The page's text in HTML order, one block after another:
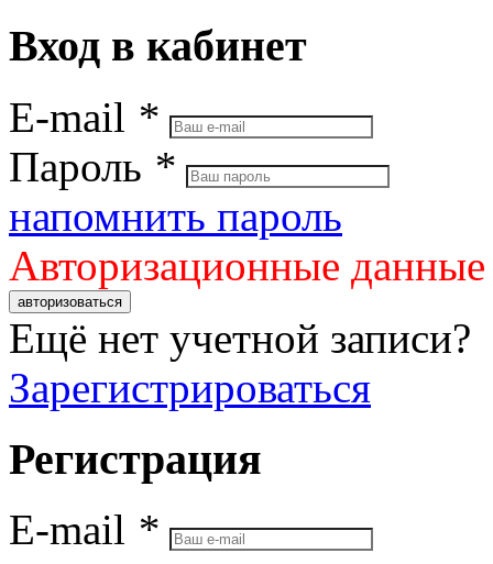
Вход в кабинет
E-mail *
Пароль *
напомнить пароль
Авторизационные
авторизоваться
Ещё нет учетной записи?
Зарегистрироваться
Регистрация
E-mail *